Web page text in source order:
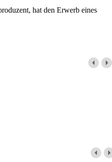
hat den Erwerb eines